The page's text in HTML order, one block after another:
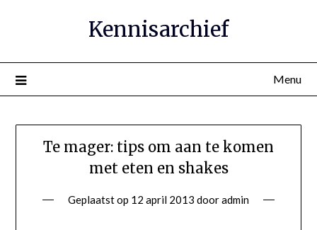
inhoud
Kennisarchief
Menu
Te mager: tips om aan te komen
met eten en shakes
Geplaatst op 12 april 2013 dooradmin